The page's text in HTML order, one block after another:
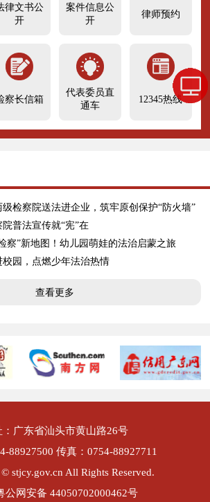
律文书公
开
案件信息公
开
律师预约
察长信箱
代表委员直
通车
12345热线
检察院送法进企业，筑牢原创保护“防火墙”
普法宣传就“宪”在
察”新地图！幼儿园萌娃的法治启蒙之旅
园，点燃少年法治热情
查看更多
：广东省汕头市黄山路26号
88927500 传真：0754-88927711
stjcy.gov.cn All Rights Reserved.
公网安备 44050702000462号